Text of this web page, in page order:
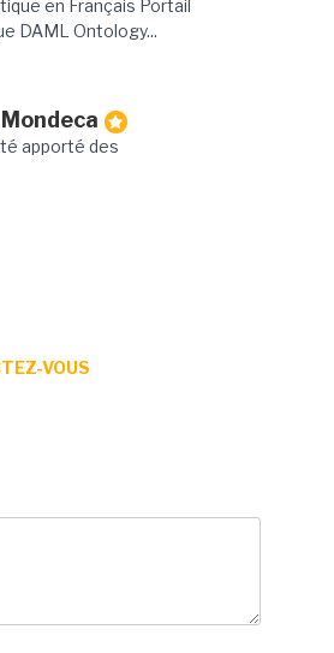
en Français Portail
DAML Ontology...
apporté des
VOUS